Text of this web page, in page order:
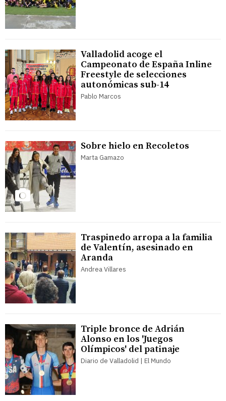
Valladolid acoge el
Campeonato de España Inline
Freestyle de selecciones
autonómicas sub-14
Pablo Marcos
Sobre hielo en Recoletos
Marta Gamazo
Traspinedo arropa a la familia
de Valentín, asesinado en
Aranda
Andrea Villares
Triple bronce de Adrián
Alonso en los 'Juegos
Olímpicos' del patinaje
Diario de Valladolid | El Mundo